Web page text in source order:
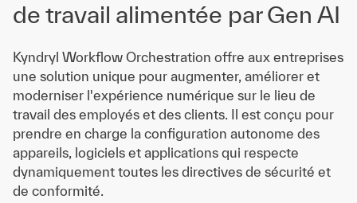
de travail alimentée par Gen AI
Kyndryl Workflow Orchestration offre aux entreprises
une solution unique pour augmenter, améliorer et
moderniser l'expérience numérique sur le lieu de
travail des employés et des clients. Il est conçu pour
prendre en charge la configuration autonome des
appareils, logiciels et applications qui respecte
dynamiquement toutes les directives de sécurité et
de conformité.